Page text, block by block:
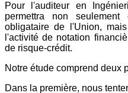
Pour l'auditeur en
permettra non
obligataire de l'Union,
l'activité de notation
de risque-crédit.
Notre étude comprend deux
Dans la première, nous